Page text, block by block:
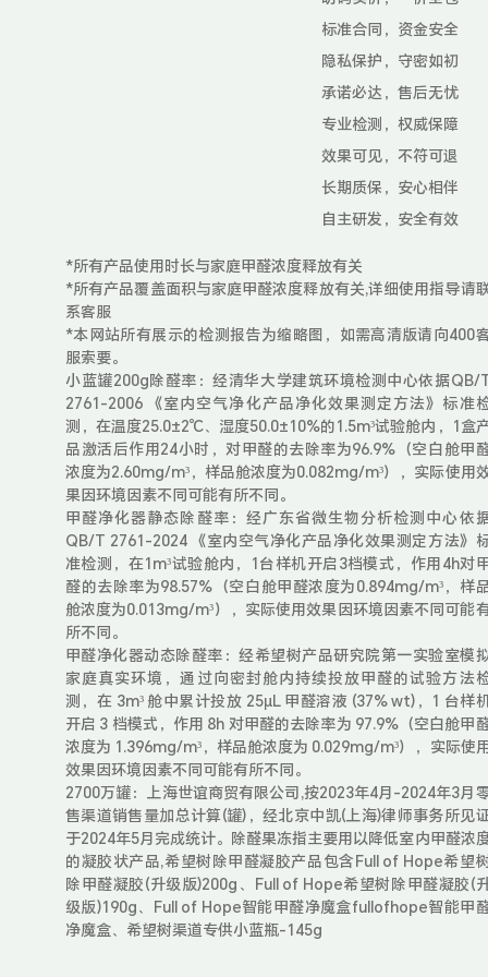
标准合同，资金安全
隐私保护，守密如初
承诺必达，售后无忧
专业检测，权威保障
效果可见，不符可退
长期质保，安心相伴
自主研发，安全有效
*所有产品使用时长与家庭甲醛浓度释放有关
*所有产品覆盖面积与家庭甲醛浓度释放有关,详细使用指导请
系客服
*本网站所有展示的检测报告为缩略图，如需高清版请向400
服索要。
小蓝罐200g除醛率：经清华大学建筑环境检测中心依据QB/
2761-2006 《室内空气净化产品净化效果测定方法》标准
测，在温度25.0±2℃、湿度50.0±10%的1.5m³试验舱内，1盒
品激活后作用24小时，对甲醛的去除率为96.9%（空白舱甲
浓度为2.60mg/m³，样品舱浓度为0.082mg/m³），实际使用
果因环境因素不同可能有所不同。
甲醛净化器静态除醛率：经广东省微生物分析检测中心依
QB/T 2761-2024 《室内空气净化产品净化效果测定方法》
准检测，在1m³试验舱内，1台样机开启3档模式，作用4h对
醛的去除率为98.57%（空白舱甲醛浓度为0.894mg/m³，样
舱浓度为0.013mg/m³），实际使用效果因环境因素不同可能
所不同。
甲醛净化器动态除醛率：经希望树产品研究院第一实验室模
家庭真实环境，通过向密封舱内持续投放甲醛的试验方法
测，在 3m³ 舱中累计投放 25μL 甲醛溶液 (37% wt)，1 台样
开启 3 档模式，作用 8h 对甲醛的去除率为 97.9%（空白舱甲
浓度为 1.396mg/m³，样品舱浓度为 0.029mg/m³），实际使
效果因环境因素不同可能有所不同。
2700万罐：上海世谊商贸有限公司,按2023年4月-2024年3月
售渠道销售量加总计算(罐)，经北京中凯(上海)律师事务所见
于2024年5月完成统计。除醛果冻指主要用以降低室内甲醛浓
的凝胶状产品,希望树除甲醛凝胶产品包含Full of Hope希望
除甲醛凝胶(升级版)200g、Full of Hope希望树除甲醛凝胶(
级版)190g、Full of Hope智能甲醛净魔盒fullofhope智能甲
净魔盒、希望树渠道专供小蓝瓶-145g